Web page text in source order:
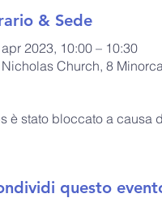
& Sede
apr 2023, 10:00 – 10:30
Nicholas Church, 8
è stato bloccato a causa
questo